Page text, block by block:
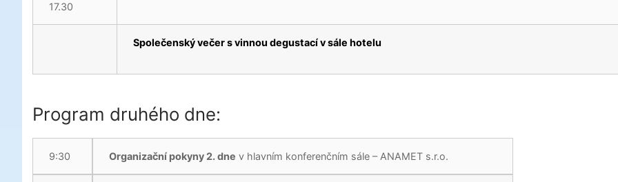
17.30
Společenský večer s vinnou degustací v sále hotelu
Program druhého dne:
9:30 Organizační pokyny 2. dne v hlavním konferenčním sále – ANAMET s.r.o.